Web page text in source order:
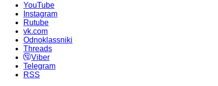
YouTube
Instagram
Rutube
vk.com
Odnoklassniki
Threads
Viber
Telegram
RSS